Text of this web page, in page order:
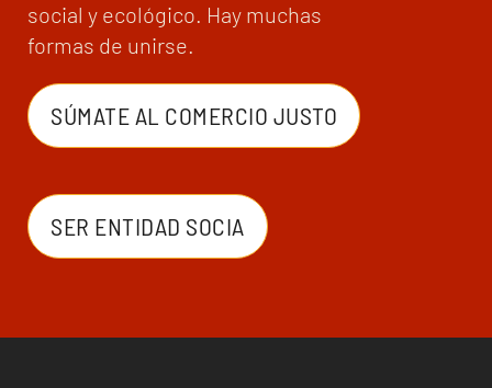
social y ecológico. Hay muchas
formas de unirse.
SÚMATE AL COMERCIO JUSTO
SER ENTIDAD SOCIA